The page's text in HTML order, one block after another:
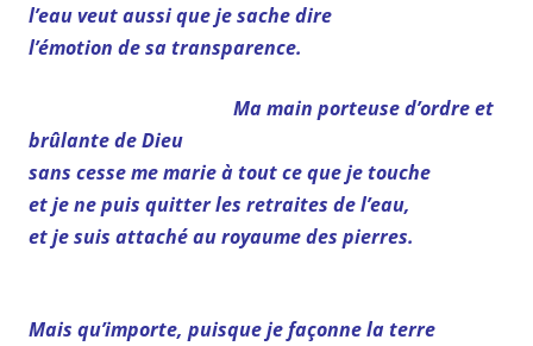
l’eau veut aussi que je sache dire
l’émotion de sa transparence.
Ma main porteuse d’ordre et
brûlante de Dieu
sans cesse me marie à tout ce que je touche
et je ne puis quitter les retraites de l’eau,
et je suis attaché au royaume des pierres.
Mais qu’importe, puisque je façonne la terre